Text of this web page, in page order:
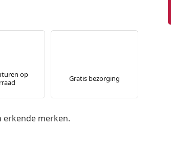
op
Gratis bezorging
merken.